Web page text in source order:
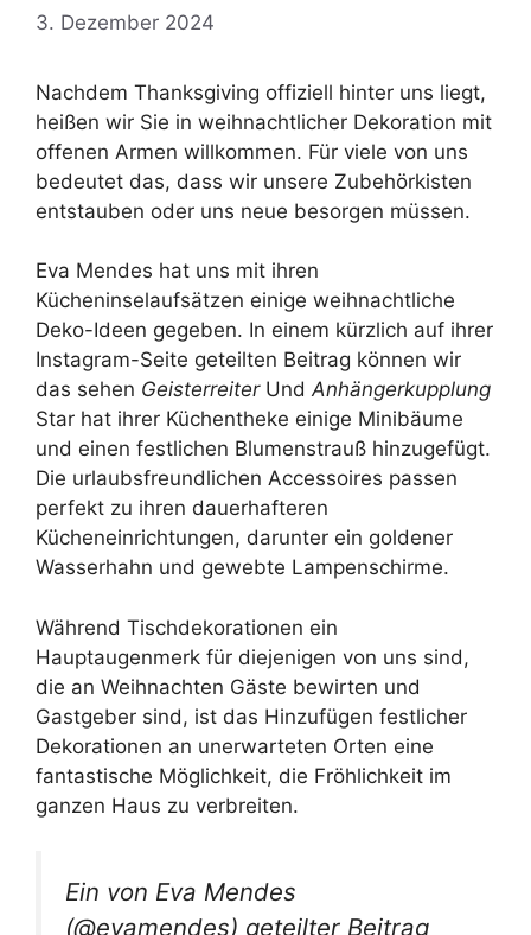
3. Dezember 2024
Nachdem Thanksgiving offiziell hinter uns liegt,
heißen wir Sie in weihnachtlicher Dekoration mit
offenen Armen willkommen. Für viele von uns
bedeutet das, dass wir unsere Zubehörkisten
entstauben oder uns neue besorgen müssen.
Eva Mendes hat uns mit ihren
Kücheninselaufsätzen einige weihnachtliche
Deko-Ideen gegeben. In einem kürzlich auf ihrer
Instagram-Seite geteilten Beitrag können wir
das sehen Geisterreiter UndAnhängerkupplung
Star hat ihrer Küchentheke einige Minibäume
und einen festlichen Blumenstrauß hinzugefügt.
Die urlaubsfreundlichen Accessoires passen
perfekt zu ihren dauerhafteren
Kücheneinrichtungen, darunter ein goldener
Wasserhahn und gewebte Lampenschirme.
Während Tischdekorationen ein
Hauptaugenmerk für diejenigen von uns sind,
die an Weihnachten Gäste bewirten und
Gastgeber sind, ist das Hinzufügen festlicher
Dekorationen an unerwarteten Orten eine
fantastische Möglichkeit, die Fröhlichkeit im
ganzen Haus zu verbreiten.
Ein von Eva Mendes
(@evamendes) geteilter Beitrag